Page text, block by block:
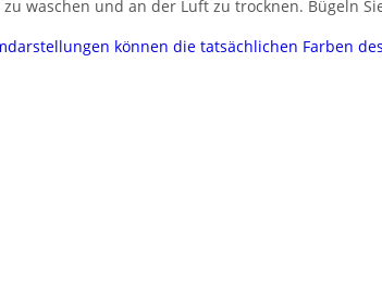
waschen und an der Luft zu trocknen. Bügeln
können die tatsächlichen Farben